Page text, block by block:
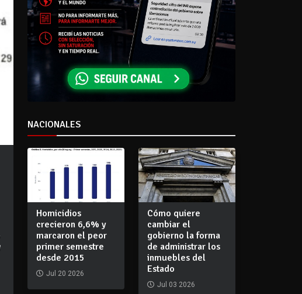
NACIONALES
Homicidios
crecieron 6,6% y
marcaron el peor
primer semestre
desde 2015
Jul 20 2026
Cómo quiere
cambiar el
gobierno la forma
de administrar los
inmuebles del
Estado
Jul 03 2026